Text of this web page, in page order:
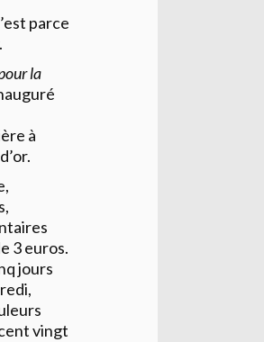
parce
la
à
3 euros.
jours
vingt